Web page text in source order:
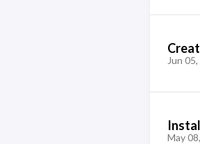
Jun
May